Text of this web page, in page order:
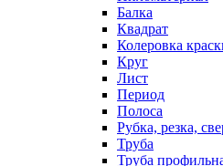
Балка
Квадрат
Колеровка
Круг
Лист
Период
Полоса
Рубка, резка,
Труба
Труба